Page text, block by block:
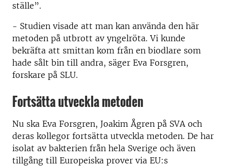
ställe”.
- Studien visade att man kan använda den här
metoden på utbrott av yngelröta. Vi kunde
bekräfta att smittan kom från en biodlare som
hade sålt bin till andra, säger Eva Forsgren,
forskare på SLU.
Fortsätta utveckla metoden
Nu ska Eva Forsgren, Joakim Ågren på SVA och
deras kollegor fortsätta utveckla metoden. De har
isolat av bakterien från hela Sverige och även
tillgång till Europeiska prover via EU:s